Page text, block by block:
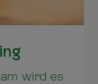
wird es